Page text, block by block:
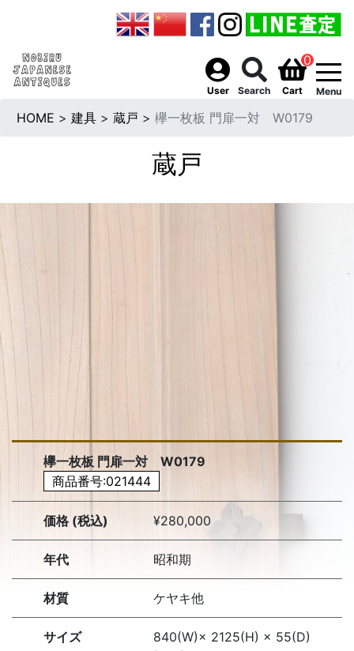
User Search
0
Cart Menu
HOME > 建具 > 蔵戸 > 欅一枚板 門扉一対 W0179
蔵戸
欅一枚板 門扉一対 W0179
商品番号:021444
価格 (税込) ¥280,000
年代 昭和期
材質 ケヤキ他
サイズ
840(W)× 2125(H) × 55(D)